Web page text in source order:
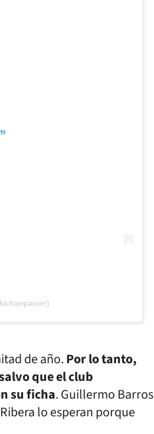
de año.Por lo tanto,
que el club
su ficha. Guillermo Barros
lo esperan porque